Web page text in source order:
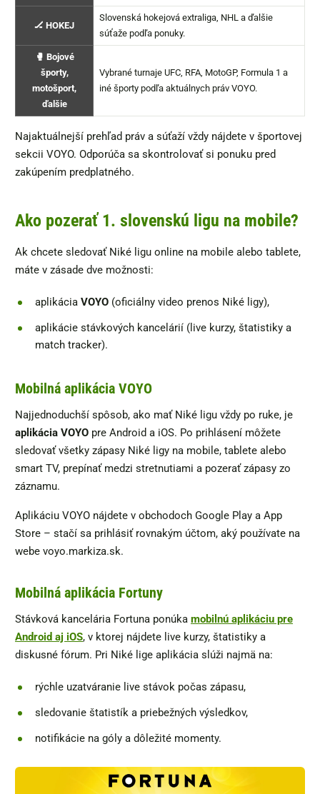
🏒 HOKEJ
Slovenská hokejová extraliga, NHL a ďalšie
súťaže podľa ponuky.
🥊 Bojové
športy,
motošport,
ďalšie
Vybrané turnaje UFC, RFA, MotoGP, Formula 1 a
iné športy podľa aktuálnych práv VOYO.
Najaktuálnejší prehľad práv a súťaží vždy nájdete v športovej
sekcii VOYO. Odporúča sa skontrolovať si ponuku pred
zakúpením predplatného.
Ako pozerať 1. slovenskú ligu na mobile?
Ak chcete sledovať Niké ligu online na mobile alebo tablete,
máte v zásade dve možnosti:
aplikácia VOYO (oficiálny video prenos Niké ligy),
aplikácie stávkových kancelárií (live kurzy, štatistiky a
match tracker).
Mobilná aplikácia VOYO
Najjednoduchší spôsob, ako mať Niké ligu vždy po ruke, je
aplikácia VOYO pre Android a iOS. Po prihlásení môžete
sledovať všetky zápasy Niké ligy na mobile, tablete alebo
smart TV, prepínať medzi stretnutiami a pozerať zápasy zo
záznamu.
Aplikáciu VOYO nájdete v obchodoch Google Play a App
Store – stačí sa prihlásiť rovnakým účtom, aký používate na
webe voyo.markiza.sk.
Mobilná aplikácia Fortuny
Stávková kancelária Fortuna ponúka mobilnú aplikáciu pre
Android aj iOS, v ktorej nájdete live kurzy, štatistiky a
diskusné fórum. Pri Niké lige aplikácia slúži najmä na:
rýchle uzatváranie live stávok počas zápasu,
sledovanie štatistík a priebežných výsledkov,
notifikácie na góly a dôležité momenty.